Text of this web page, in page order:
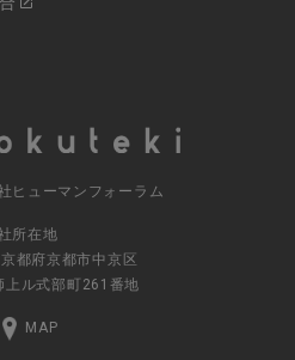
ヒューマンフォーラム
所在地
都府京都市中京区
上ル式部町261番地
MAP